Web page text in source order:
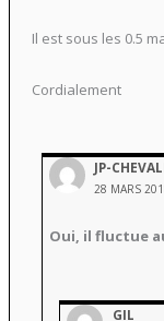
Il est sous les 0.5
Cordialement
JP-
28 MARS
Oui, il fluctue
GIL